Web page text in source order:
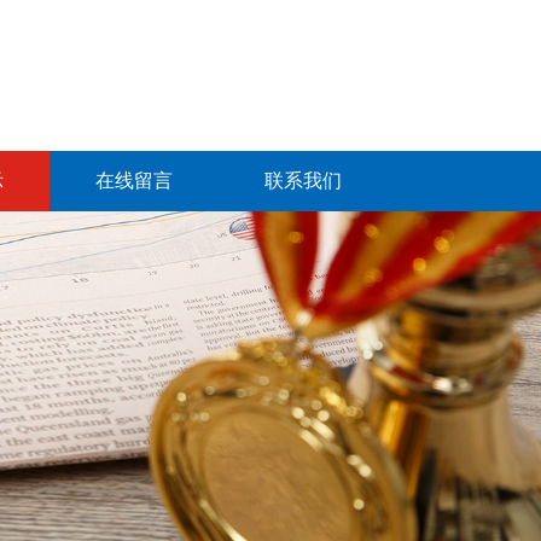
在线留言 联系我们